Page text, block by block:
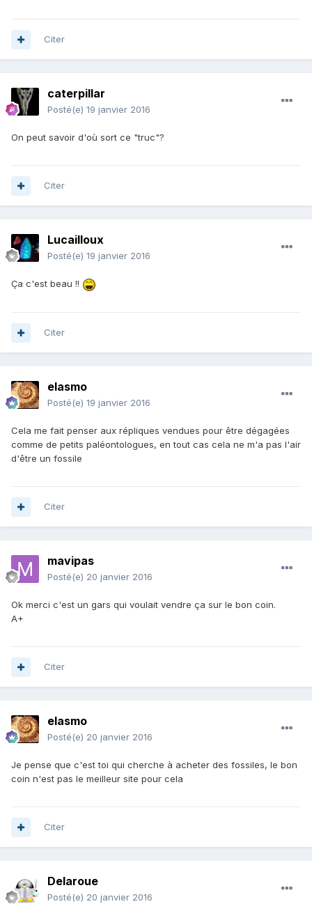
Citer
caterpillar
Posté(e) 19 janvier 2016
On peut savoir d'où sort ce "truc"?
Citer
Lucailloux
Posté(e) 19 janvier 2016
Ça c'est beau !!
Citer
elasmo
Posté(e) 19 janvier 2016
Cela me fait penser aux répliques vendues pour être dégagées
comme de petits paléontologues, en tout cas cela ne m'a pas l'air
d'être un fossile
Citer
mavipas
Posté(e) 20 janvier 2016
Ok merci c'est un gars qui voulait vendre ça sur le bon coin.
A+
Citer
elasmo
Posté(e) 20 janvier 2016
Je pense que c'est toi qui cherche à acheter des fossiles, le bon
coin n'est pas le meilleur site pour cela
Citer
Delaroue
Posté(e) 20 janvier 2016